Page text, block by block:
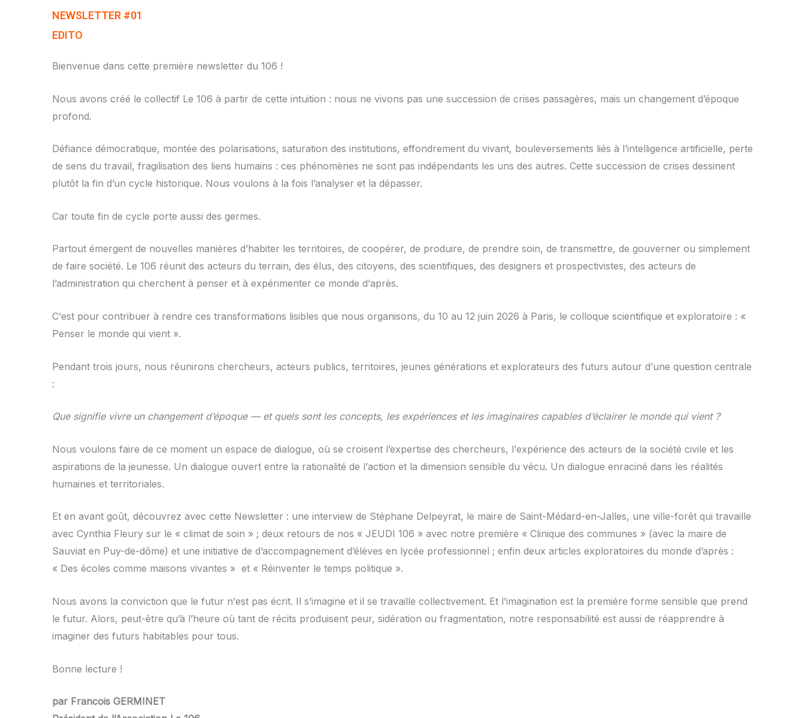
NEWSLETTER #01
EDITO
Bienvenue dans cette première newsletter du 106 !
Nous avons créé le collectif Le 106 à partir de cette intuition : nous ne vivons pas une succession de crises passagères, mais un changement d’époque
profond.
Défiance démocratique, montée des polarisations, saturation des institutions, effondrement du vivant, bouleversements liés à l’intelligence artificielle, perte
de sens du travail, fragilisation des liens humains : ces phénomènes ne sont pas indépendants les uns des autres. Cette succession de crises dessinent
plutôt la fin d’un cycle historique. Nous voulons à la fois l’analyser et la dépasser.
Car toute fin de cycle porte aussi des germes.
Partout émergent de nouvelles manières d’habiter les territoires, de coopérer, de produire, de prendre soin, de transmettre, de gouverner ou simplement
de faire société. Le 106 réunit des acteurs du terrain, des élus, des citoyens, des scientifiques, des designers et prospectivistes, des acteurs de
l’administration qui cherchent à penser et à expérimenter ce monde d’après.
C’est pour contribuer à rendre ces transformations lisibles que nous organisons, du 10 au 12 juin 2026 à Paris, le colloque scientifique et exploratoire : «
Penser le monde qui vient ».
Pendant trois jours, nous réunirons chercheurs, acteurs publics, territoires, jeunes générations et explorateurs des futurs autour d’une question centrale
:
Que signifie vivre un changement d’époque — et quels sont les concepts, les expériences et les imaginaires capables d’éclairer le monde qui vient ?
Nous voulons faire de ce moment un espace de dialogue, où se croisent l’expertise des chercheurs, l’expérience des acteurs de la société civile et les
aspirations de la jeunesse. Un dialogue ouvert entre la rationalité de l’action et la dimension sensible du vécu. Un dialogue enraciné dans les réalités
humaines et territoriales.
Et en avant goût, découvrez avec cette Newsletter : une interview de Stéphane Delpeyrat, le maire de Saint-Médard-en-Jalles, une ville-forêt qui travaille
avec Cynthia Fleury sur le « climat de soin » ; deux retours de nos « JEUDI 106 » avec notre première « Clinique des communes » (avec la maire de
Sauviat en Puy-de-dôme) et une initiative de d’accompagnement d’élèves en lycée professionnel ; enfin deux articles exploratoires du monde d’après :
« Des écoles comme maisons vivantes » et « Réinventer le temps politique ».
Nous avons la conviction que le futur n’est pas écrit. Il s’imagine et il se travaille collectivement. Et l’imagination est la première forme sensible que prend
le futur. Alors, peut-être qu’à l’heure où tant de récits produisent peur, sidération ou fragmentation, notre responsabilité est aussi de réapprendre à
imaginer des futurs habitables pour tous.
Bonne lecture !
par Francois GERMINET